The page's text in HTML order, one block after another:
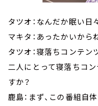
タツオ：なんだか眠い日
マキタ：あったかいから
タツオ：寝落ちコンテン
二人にとって寝落ちコ
すか？
鹿島：まず、この番組自